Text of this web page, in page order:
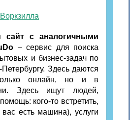
с аналогичными
– сервис для поиска
и бизнес-задач по
Здесь даются
онлайн, но и в
Здесь ищут людей,
кого-то встретить,
вас есть машина), услуги